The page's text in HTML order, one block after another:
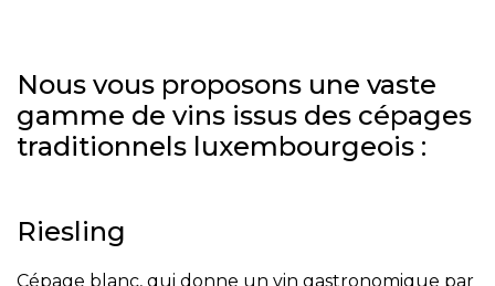
Nous vous proposons une vaste
gamme de vins issus des cépages
traditionnels luxembourgeois :
Riesling
Cépage blanc, qui donne un vin gastronomique par